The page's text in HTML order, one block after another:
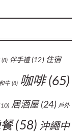
(8) 伴手禮(12) 住宿
牛(8) 咖啡(65)
居酒屋(24) 戶外
(58) 沖繩中